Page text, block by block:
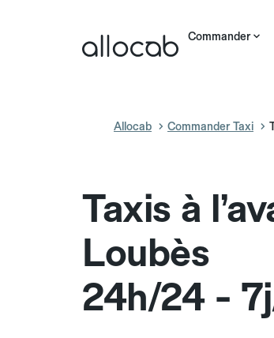
Commander
Allocab Commander Taxi
Taxis à
Loubès
24h/24 -